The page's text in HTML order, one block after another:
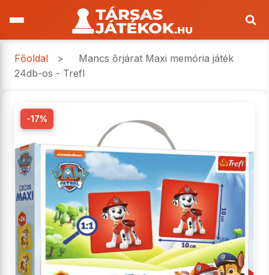
Főoldal >
Mancs őrjárat Maxi memória játék
24db-os - Trefl
-17%